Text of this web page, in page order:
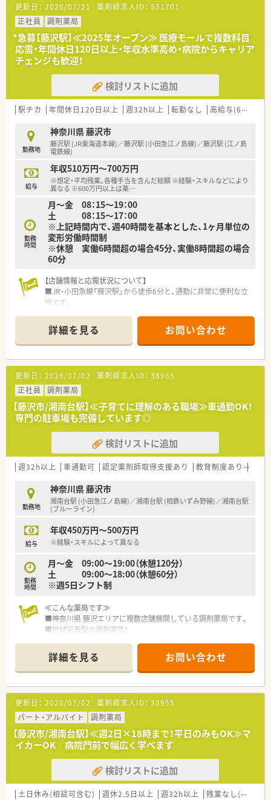
■ドラッグストア併設店ですが調剤室は分離されており、落ち着
いて専門業務に集中できる環境です。
■産休や育休の取得実績が豊富で復職率も高く、ライフステージ
が変わっても安心して働き続けられます。
■店舗スタッフ間の連携がスムーズで、事務スタッフによるピッ
キングサポートなどが充実しています。
【こんな方が活躍中】
■子育て中のママさん薬剤師も多く在籍しており、時短勤務制度
を活用しながら両立を実現しています。
て一人前の薬剤師として活躍しています。
■他業種から転職してきた薬剤師も、それぞれの経験を活かして
店舗運営や患者様対応に貢献しています。
【こんな方にオススメ】
■安定した大手企業グループで働きながら、在宅医療など地域に
根差した業務に挑戦したい方に最適です。
■通勤アクセスの良さを重視し、駅チカの店舗で無理なく通勤し
たいと考えている方におすすめです。
■残業が少なく休日の確保もしやすいため、プライベートの時間
もしっかり大切にしたい方に向いています。
更新日： 2026/07/21 薬剤師求人ID： 551701
正社員
調剤薬局
*急募【藤沢駅】≪2025年オープン≫ 医療モールで複数科目
応需・年間休日120日以上・年収水準高め・病院からキャリア
チェンジも歓迎！
検討リストに追加
駅チカ 年間休日120日以上 週32h以上 転勤なし 高給与(600万円以上)
勤務地
神奈川県 藤沢市
藤沢駅 (JR東海道本線)／藤沢駅 (小田急江ノ島線)／藤沢駅 (江ノ島
電鉄線)
給与
年収510万円～700万円
※想定・平均残業、各種手当を含んだ総額 ※経験・スキルなどにより
異なる ※600万円以上は薬…
勤務
時間
月～金 08：15～19：00
土 08：15～17：00
※上記時間内で、週40時間を基本とした、1ヶ月単位の
変形労働時間制
※休憩 実働6時間超の場合45分、実働8時間超の場合
60分
【店舗情報と応需状況について】
■JR・小田急線「藤沢駅」から徒歩6分と、通勤に非常に便利な立
地です。
しています。
■新しい医療ビル内の複数医療機関から、様々な処方箋を応需す
る予定です。
【募集背景と求める人物像について】
■新規開設に伴い正社員薬剤師を募集しています。
■調剤未経験の方や、病院・企業での勤務経験のみの方もご相談
ください。
■数字や経営に関心があり、頑張った分だけ評価されたいという
意欲のある方を求めています。
【こんな方が活躍中】
■経営や数字への意識が高く、成果に対して正当な評価を求める
方が活躍しています。
アップを実現した方が多数います。
■定期的なスキルチェックテストなどを通じ、積極的に自己研鑽
に取り組む方が評価されています。
【やりがい/おすすめポイント】
■藤沢駅徒歩6分の新店舗で、オープニングスタッフとして活躍
■営業利益率約10％、昇給率最大5.8％と、業界高水準の安定・成
長企業です。
■年休122日、残業ほぼなし、借上社宅制度など、働きやすさと福
詳細を見る お問い合わせ
更新日： 2026/07/02 薬剤師求人ID： 38965
正社員
調剤薬局
【藤沢市/湘南台駅】≪子育てに理解のある職場≫車通勤OK！
専門の駐車場も完備しています◎
検討リストに追加
週32h以上 車通勤可 認定薬剤師取得支援あり 教育制度あり
勤務地
神奈川県 藤沢市
湘南台駅 (小田急江ノ島線)／湘南台駅 (相鉄いずみ野線)／湘南台駅
(ブルーライン)
給与
年収450万円～500万円
※経験・スキルによって異なる
勤務
時間
月～金 09:00～19:00（休憩120分）
土 09:00～18:00（休憩60分）
※週5日シフト制
≪こんな薬局です≫
■神奈川県 藤沢エリアに複数店舗展開している調剤薬局です。
■地域密着型の調剤薬局！
■薬剤師としてステップアップできる環境が整っているので、成
長意欲の高い方にぴったり！
■藤沢市 湘南台駅からバスアクセス、もしくは車通勤もOKで
す！
■専用の駐車場も完備しておりますので、通勤面の心配もござい
ません。
■給与は年俸制も可能ですので、月々の手取りを多くしたい方に
オススメ◎
■調剤経験に不安がある方には、丁寧に指導いたしますので安心
してご入社いただけます。
■子育てに理解のある職場なので、ママ薬剤師さんも腰を据えて
長くご就業いただけます。
■仕事もプライベートもどちらも充実させたい方にお勧めの求
人です。
詳細を見る お問い合わせ
更新日： 2026/07/02 薬剤師求人ID： 38955
パート・アルバイト
調剤薬局
【藤沢市/湘南台駅】≪週2日×18時まで！平日のみもOK≫マ
イカーOK 病院門前で幅広く学べます
検討リストに追加
土日休み(相談可含む) 週休2.5日以上 週32h以上 残業なし(ほぼなし含む)